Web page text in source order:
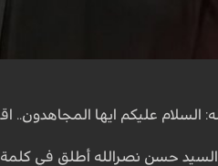
السلام عليكم ايها المجاهدون..
السيد حسن نصرالله أطلق في